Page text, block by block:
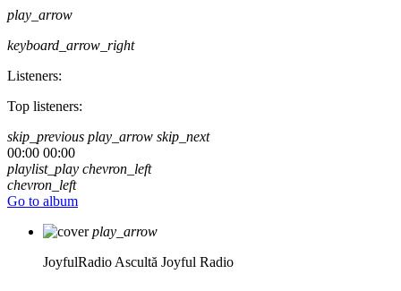
play_arrow
keyboard_arrow_right
Listeners:
Top listeners:
skip_previous play_arrow skip_next
00:00 00:00
playlist_play chevron_left
chevron_left
Go to album
play_arrow
JoyfulRadio Ascultă Joyful Radio